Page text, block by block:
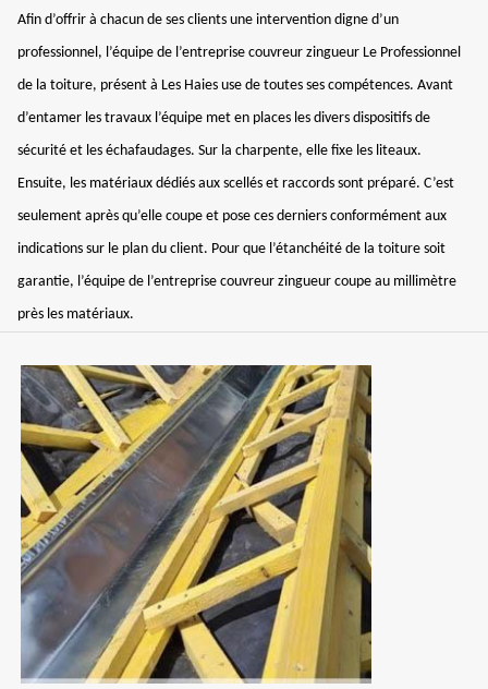
Afin d’offrir à chacun de ses clients une intervention digne d’un
professionnel, l’équipe de l’entreprise couvreur zingueur Le Professionnel
de la toiture, présent à Les Haies use de toutes ses compétences. Avant
d’entamer les travaux l’équipe met en places les divers dispositifs de
sécurité et les échafaudages. Sur la charpente, elle fixe les liteaux.
Ensuite, les matériaux dédiés aux scellés et raccords sont préparé. C’est
seulement après qu’elle coupe et pose ces derniers conformément aux
indications sur le plan du client. Pour que l’étanchéité de la toiture soit
garantie, l’équipe de l’entreprise couvreur zingueur coupe au millimètre
près les matériaux.